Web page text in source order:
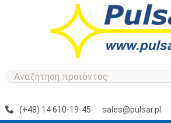
(+48) 14 610-19-45 sales@pulsar.pl